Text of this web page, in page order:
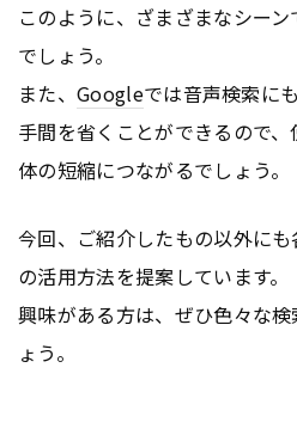
このように、ざまざまなシー
でしょう。
また、 Googleでは音声検索に
手間を省くことができるので
体の短縮につながるでしょう。
今回、ご紹介したもの以外にも
の活用方法を提案しています。
興味がある方は、ぜひ色々な
ょう。